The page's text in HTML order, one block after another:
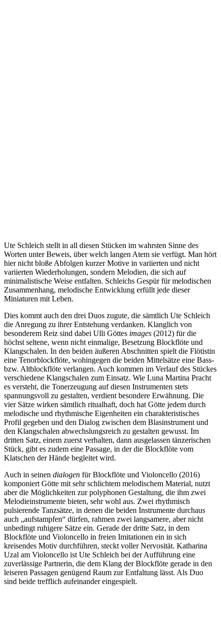
Ute Schleich stellt in all diesen Stücken im wahrsten Sinne des
Worten unter Beweis, über welch langen Atem sie verfügt. Man hört
hier nicht bloße Abfolgen kurzer Motive in variierten und nicht
variierten Wiederholungen, sondern Melodien, die sich auf
minimalistische Weise entfalten. Schleichs Gespür für melodischen
Zusammenhang, melodische Entwicklung erfüllt jede dieser
Miniaturen mit Leben.
Dies kommt auch den drei Duos zugute, die sämtlich Ute Schleich
die Anregung zu ihrer Entstehung verdanken. Klanglich von
besonderem Reiz sind dabei Ulli Göttes images (2012) für die
höchst seltene, wenn nicht einmalige, Besetzung Blockflöte und
Klangschalen. In den beiden äußeren Abschnitten spielt die Flötistin
eine Tenorblockflöte, wohingegen die beiden Mittelsätze eine Bass-
bzw. Altblockflöte verlangen. Auch kommen im Verlauf des Stückes
verschiedene Klangschalen zum Einsatz. Wie Luna Martina Pracht
es versteht, die Tonerzeugung auf diesen Instrumenten stets
spannungsvoll zu gestalten, verdient besondere Erwähnung. Die
vier Sätze wirken sämtlich ritualhaft, doch hat Götte jedem durch
melodische und rhythmische Eigenheiten ein charakteristisches
Profil gegeben und den Dialog zwischen dem Blasinstrument und
den Klangschalen abwechslungsreich zu gestalten gewusst. Im
dritten Satz, einem zuerst verhalten, dann ausgelassen tänzerischen
Stück, gibt es zudem eine Passage, in der die Blockflöte vom
Klatschen der Hände begleitet wird.
Auch in seinen dialogen für Blockflöte und Violoncello (2016)
komponiert Götte mit sehr schlichtem melodischem Material, nutzt
aber die Möglichkeiten zur polyphonen Gestaltung, die ihm zwei
Melodieinstrumente bieten, sehr wohl aus. Zwei rhythmisch
pulsierende Tanzsätze, in denen die beiden Instrumente durchaus
auch „aufstampfen“ dürfen, rahmen zwei langsamere, aber nicht
unbedingt ruhigere Sätze ein. Gerade der dritte Satz, in dem
Blockflöte und Violoncello in freien Imitationen ein in sich
kreisendes Motiv durchführen, steckt voller Nervosität. Katharina
Uzal am Violoncello ist Ute Schleich bei der Aufführung eine
zuverlässige Partnerin, die dem Klang der Blockflöte gerade in den
leiseren Passagen genügend Raum zur Entfaltung lässt. Als Duo
sind beide trefflich aufeinander eingespielt.